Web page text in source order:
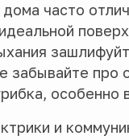
часто
забывайте про
особенно
и